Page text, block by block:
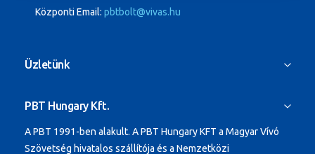
Központi Email: pbtbolt@vivas.hu
Üzletünk
PBT Hungary Kft.
A PBT 1991-ben alakult. A PBT Hungary KFT a Magyar Vívó
Szövetség hivatalos szállítója és a Nemzetközi